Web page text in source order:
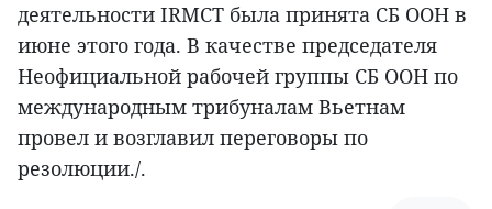
деятельности IRMCT была принята СБ ООН в
июне этого года. В качестве председателя
Неофициальной рабочей группы СБ ООН по
международным трибуналам Вьетнам
провел и возглавил переговоры по
резолюции./.